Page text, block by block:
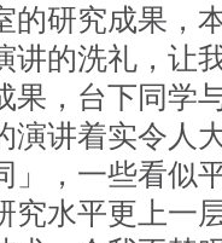
的研究成果，
讲的洗礼，让
果，台下同学
演讲着实令人
」，一些看似
究水平更上一